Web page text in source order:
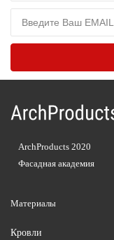
Материалы
Кровли
ArchProducts 2020
Фасадная академия